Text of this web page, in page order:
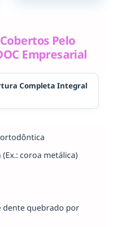
Pelo
Empresarial
Completa Integral
coroa metálica)
dente quebrado por